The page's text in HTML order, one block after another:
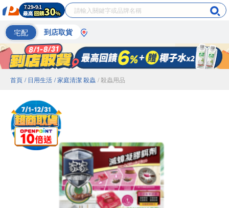
宅配 到店取貨
首頁 / 日用生活 / 家庭清潔 殺蟲 / 殺蟲用品